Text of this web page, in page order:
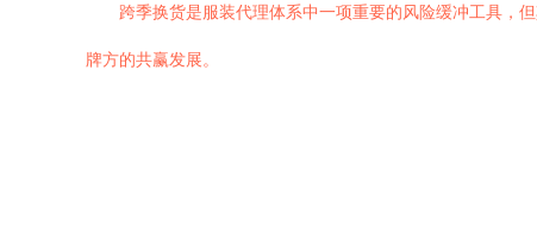
跨季换货是服装代理体系中一项重要的风险缓冲工具，
牌方的共赢发展。